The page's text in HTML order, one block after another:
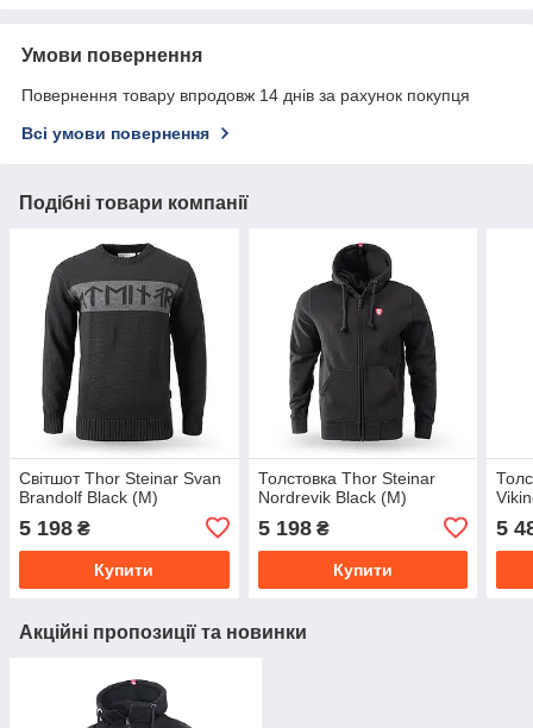
Умови повернення
Повернення товару впродовж 14 днів за рахунок покупця
Всі умови повернення
Подібні товари компанії
Світшот Thor Steinar Svan
Brandolf Black (M)
5 198 ₴
Купити
Толстовка Thor Steinar
Nordrevik Black (M)
5 198₴
Купити
5
Акційні пропозиції та новинки